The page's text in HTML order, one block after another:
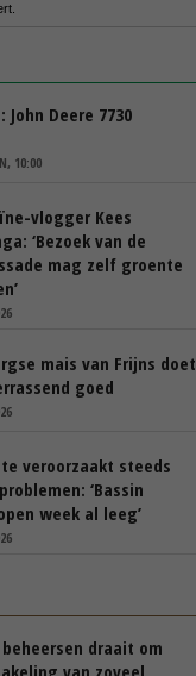
John Deere 7730
10:00
vlogger Kees
‘Bezoek van de
mag zelf groente
mais van Frijns doet
goed
veroorzaakt steeds
‘Bassin
week al leeg’
beheersen draait om
van zoveel